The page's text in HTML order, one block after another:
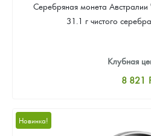
Серебряная монета Австралии
31.1 г чистого
Клубная
8 821
Цена
Новинка!